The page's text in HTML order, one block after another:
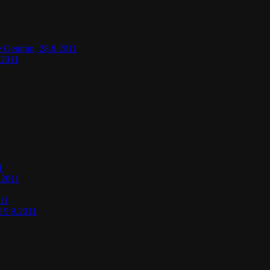
28.8.2011